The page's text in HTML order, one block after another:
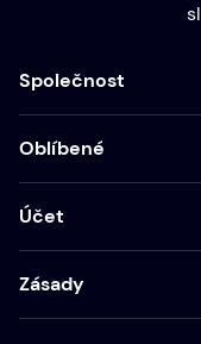
Společnost
Oblíbené
Účet
Zásady